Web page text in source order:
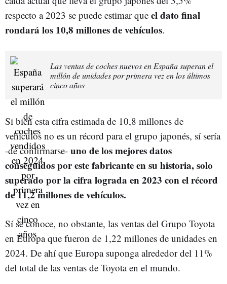
respecto a 2023 se puede estimar que el dato final
rondará los 10,8 millones de vehículos.
Las ventas de coches nuevos en España superan el
millón de unidades por primera vez en los últimos
cinco años
Si bien esta cifra estimada de 10,8 millones de
vehículos no es un récord para el grupo japonés, sí sería
-de confirmarse- uno de los mejores datos
conseguidos por este fabricante en su historia, solo
superado por la cifra lograda en 2023 con el récord
de 11,2 millones de vehículos.
Sí se conoce, no obstante, las ventas del Grupo Toyota
en Europa que fueron de 1,22 millones de unidades en
2024. De ahí que Europa suponga alrededor del 11%
del total de las ventas de Toyota en el mundo.